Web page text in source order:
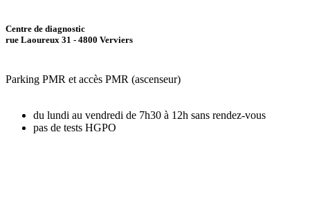
Centre de diagnostic
rue Laoureux 31 - 4800 Verviers
Parking PMR et accès PMR (ascenseur)
du lundi au vendredi de 7h30 à 12h sans rendez-vous
pas de tests HGPO